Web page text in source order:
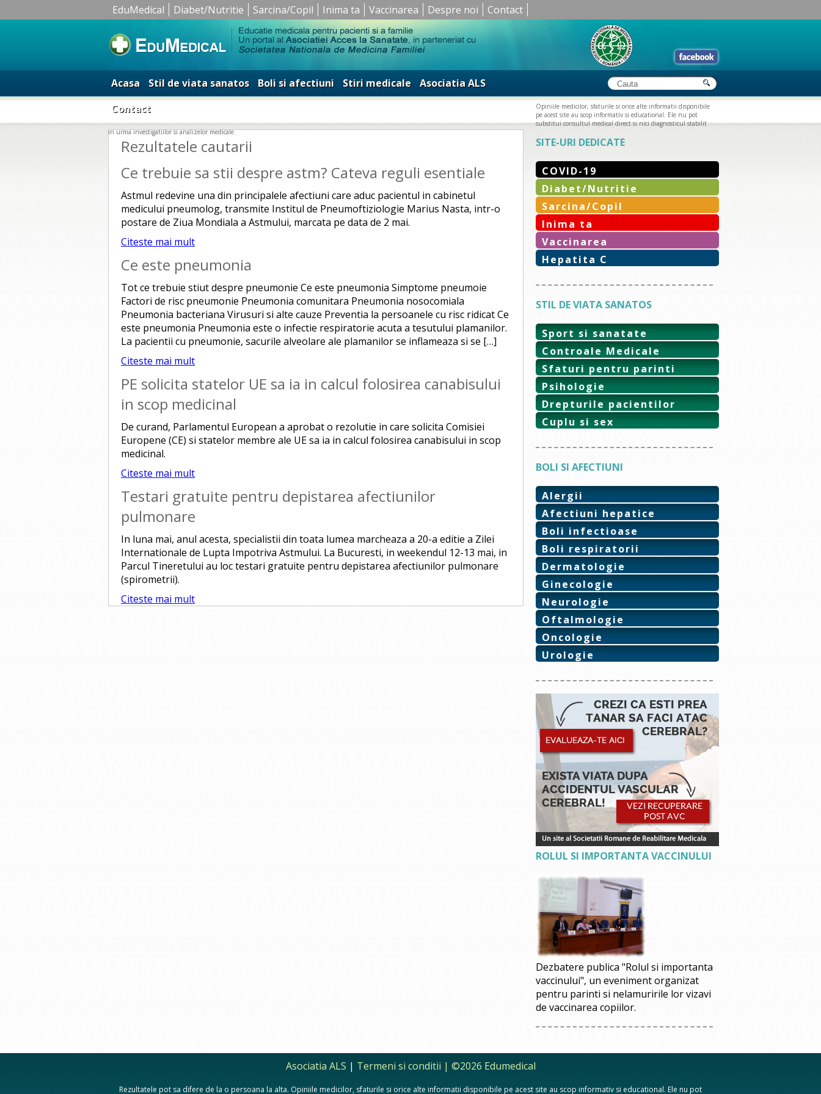
EduMedical Diabet/Nutritie Sarcina/Copil Inima ta Vaccinarea Despre noi Contact
Acasa Stil de viata sanatos Boli si afectiuni Stiri medicale
Asociatia ALS
Contact
Opiniile medicilor, sfaturile si orice alte informatii disponibile
pe acest site au scop informativ si educational. Ele nu pot
substitui consultul medical direct si nici diagnosticul stabilit
in urma investigatiilor si analizelor medicale.
Rezultatele cautarii
Ce trebuie sa stii despre astm? Cateva reguli esentiale
Astmul redevine una din principalele afectiuni care aduc pacientul in cabinetul
medicului pneumolog, transmite Institul de Pneumoftiziologie Marius Nasta, intr-o
postare de Ziua Mondiala a Astmului, marcata pe data de 2 mai.
Citeste mai mult
Ce este pneumonia
Tot ce trebuie stiut despre pneumonie Ce este pneumonia Simptome pneumoie
Factori de risc pneumonie Pneumonia comunitara Pneumonia nosocomiala
Pneumonia bacteriana Virusuri si alte cauze Preventia la persoanele cu risc ridicat Ce
este pneumonia Pneumonia este o infectie respiratorie acuta a tesutului plamanilor.
La pacientii cu pneumonie, sacurile alveolare ale plamanilor se inflameaza si se […]
Citeste mai mult
PE solicita statelor UE sa ia in calcul folosirea canabisului
in scop medicinal
De curand, Parlamentul European a aprobat o rezolutie in care solicita Comisiei
Europene (CE) si statelor membre ale UE sa ia in calcul folosirea canabisului in scop
medicinal.
Citeste mai mult
Testari gratuite pentru depistarea afectiunilor
pulmonare
In luna mai, anul acesta, specialistii din toata lumea marcheaza a 20-a editie a Zilei
Internationale de Lupta Impotriva Astmului. La Bucuresti, in weekendul 12-13 mai, in
Parcul Tineretului au loc testari gratuite pentru depistarea afectiunilor pulmonare
(spirometrii).
Citeste mai mult
SITE-URI DEDICATE
COVID-19
Diabet/Nutritie
Sarcina/Copil
Inima ta
Vaccinarea
Hepatita C
STIL DE VIATA SANATOS
Sport si sanatate
Controale Medicale
Sfaturi pentru parinti
Psihologie
Drepturile pacientilor
Cuplu si sex
BOLI SI AFECTIUNI
Alergii
Afectiuni hepatice
Boli infectioase
Boli respiratorii
Dermatologie
Ginecologie
Neurologie
Oftalmologie
Oncologie
Urologie
ROLUL SI IMPORTANTA VACCINULUI
Dezbatere publica "Rolul si importanta
vaccinului", un eveniment organizat
pentru parinti si nelamuririle lor vizavi
de vaccinarea copiilor.
Asociatia ALS | Termeni si conditii | ©2026 Edumedical
Rezultatele pot sa difere de la o persoana la alta. Opiniile medicilor, sfaturile si orice alte informatii disponibile pe acest site au scop informativ si educational. Ele nu pot